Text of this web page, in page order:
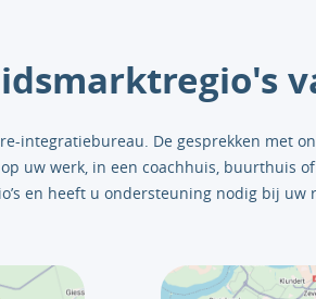
integratiebureau. De gesprekken met
uw werk, in een coachhuis, buurthuis
en heeft u ondersteuning nodig bij